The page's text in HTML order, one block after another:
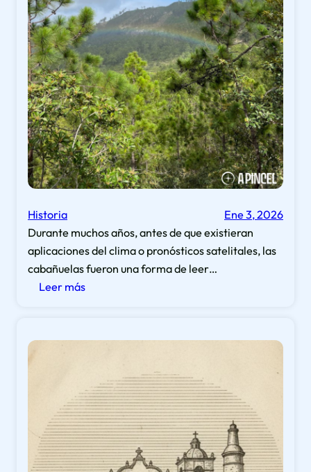
Historia
Ene 3, 2026
Durante muchos años, antes de que existieran
aplicaciones del clima o pronósticos satelitales, las
cabañuelas fueron una forma de leer…
Leer más:
cabañuelas?